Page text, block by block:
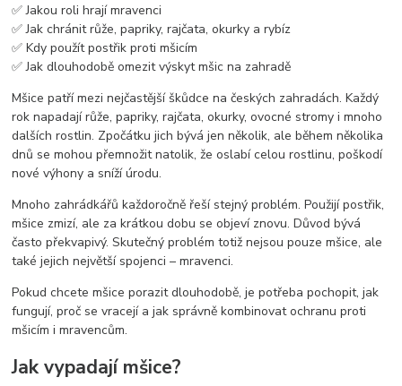
✅ Jakou roli hrají mravenci
✅ Jak chránit růže, papriky, rajčata, okurky a rybíz
✅ Kdy použít postřik proti mšicím
✅ Jak dlouhodobě omezit výskyt mšic na zahradě
Mšice patří mezi nejčastější škůdce na českých zahradách. Každý
rok napadají růže, papriky, rajčata, okurky, ovocné stromy i mnoho
dalších rostlin. Zpočátku jich bývá jen několik, ale během několika
dnů se mohou přemnožit natolik, že oslabí celou rostlinu, poškodí
nové výhony a sníží úrodu.
Mnoho zahrádkářů každoročně řeší stejný problém. Použijí postřik,
mšice zmizí, ale za krátkou dobu se objeví znovu. Důvod bývá
často překvapivý. Skutečný problém totiž nejsou pouze mšice, ale
také jejich největší spojenci – mravenci.
Pokud chcete mšice porazit dlouhodobě, je potřeba pochopit, jak
fungují, proč se vracejí a jak správně kombinovat ochranu proti
mšicím i mravencům.
Jak vypadají mšice?